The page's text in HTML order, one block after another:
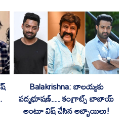
Balakrishna: బాలయ్యకు
పద్మభూషణ్… కంగ్రాట్స్ బాబాయ్
అంటూ విష్ చేసిన అబ్బాయిలు!